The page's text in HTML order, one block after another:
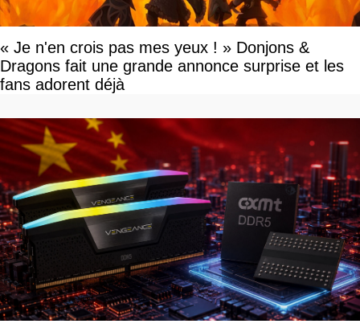
« Je n'en crois pas mes yeux ! » Donjons &
Dragons fait une grande annonce surprise et les
fans adorent déjà